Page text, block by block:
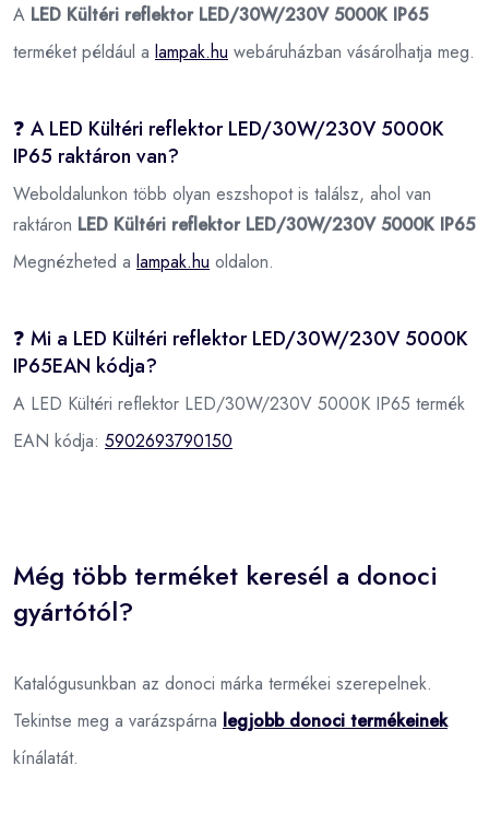
A LED Kültéri reflektor LED/30W/230V 5000K IP65
terméket például a lampak.hu webáruházban vásárolhatja meg.
❓ A LED Kültéri reflektor LED/30W/230V 5000K
IP65 raktáron van?
Weboldalunkon több olyan eszshopot is találsz, ahol van
raktáron LED Kültéri reflektor LED/30W/230V 5000K IP65
Megnézheted a lampak.hu oldalon.
❓ Mi a LED Kültéri reflektor LED/30W/230V 5000K
IP65EAN kódja?
A LED Kültéri reflektor LED/30W/230V 5000K IP65 termék
EAN kódja: 5902693790150
Még több terméket keresél a donoci
gyártótól?
Katalógusunkban az donoci márka termékei szerepelnek.
Tekintse meg a varázspárna legjobb donoci termékeinek
kínálatát.